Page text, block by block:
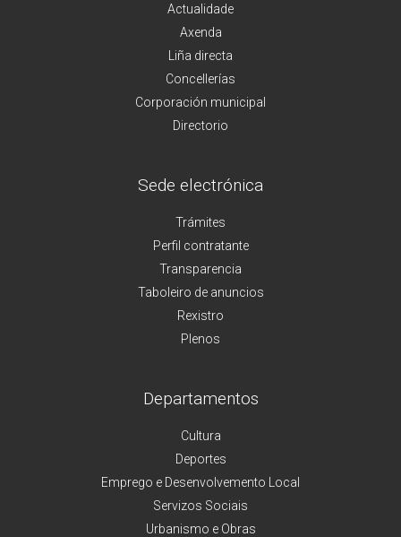
Actualidade
Axenda
Liña directa
Concellerías
Corporación municipal
Directorio
Sede electrónica
Trámites
Perfil contratante
Transparencia
Taboleiro de anuncios
Rexistro
Plenos
Departamentos
Cultura
Deportes
Emprego e Desenvolvemento Local
Servizos Sociais
Urbanismo e Obras